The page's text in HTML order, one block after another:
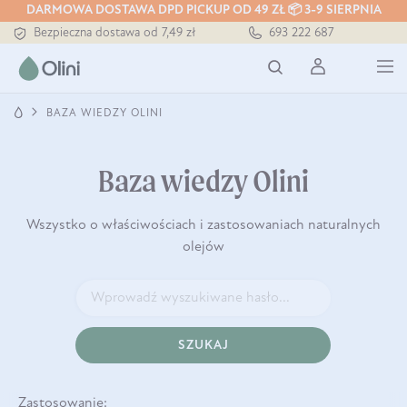
DARMOWA DOSTAWA DPD PICKUP OD 49 ZŁ 📦 3-9 SIERPNIA
Tłoczony zawsze na zimno
Bezpieczna dostawa od 7,49 zł
Tłoczony zawsze na zimno
693 222 687
BAZA WIEDZY OLINI
Baza wiedzy Olini
Wszystko o właściwościach i zastosowaniach naturalnych
olejów
SZUKAJ
Zastosowanie: